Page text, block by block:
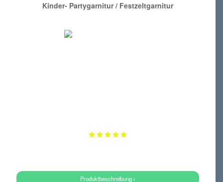
Kinder- Partygarnitur / Festzeltgarnitur
Produktbeschreibung ›